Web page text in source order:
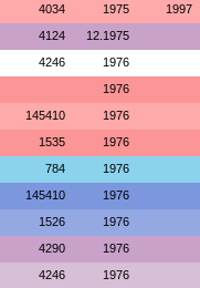
4034 1975 1997
4124 12.1975
4246 1976
1976
145410 1976
1535 1976
784 1976
145410 1976
1526 1976
4290 1976
4246 1976